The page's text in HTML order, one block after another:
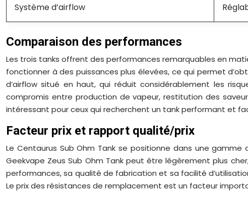
Système d’airflow
Comparaison des performances
Les trois tanks offrent des performances remarquables en
fonctionner à des puissances plus élevées, ce qui permet
d’airflow situé en haut, qui réduit considérablement les
compromis entre production de vapeur, restitution des
intéressant pour ceux qui recherchent un tank performant et
Facteur prix et rapport qualité/prix
Le Centaurus Sub Ohm Tank se positionne dans une
Geekvape Zeus Sub Ohm Tank peut être légèrement plus
performances, sa qualité de fabrication et sa facilité
Le prix des résistances de remplacement est un facteur